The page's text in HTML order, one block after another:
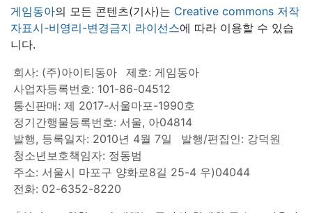
게임동아의 모든 콘텐츠(기사)는 Creative commons 저작
자표시-비영리-변경금지 라이선스에 따라 이용할 수 있습
니다.
회사: (주)아이티동아
제호: 게임동아
사업자등록번호: 101-86-04512
통신판매: 제 2017-서울마포-1990호
정기간행물등록번호: 서울, 아04814
발행, 등록일자: 2010년 4월 7일
발행/편집인: 강덕원
청소년보호책임자: 정동범
주소: 서울시 마포구 양화로8길 25-4 우)04044
전화: 02-6352-8220